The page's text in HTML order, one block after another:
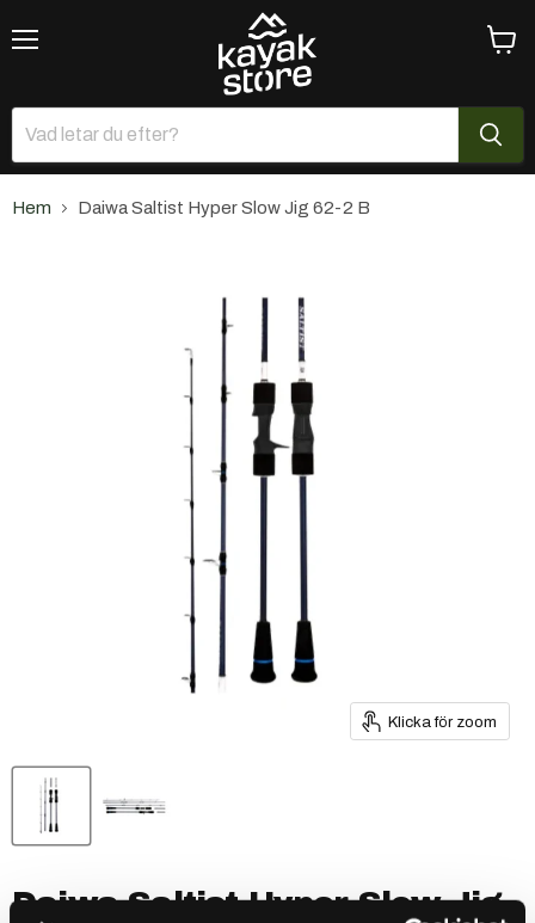
Hem Daiwa Saltist Hyper Slow Jig 62-2 B
Klicka för zoom
Daiwa Saltist Hyper Slow Jig